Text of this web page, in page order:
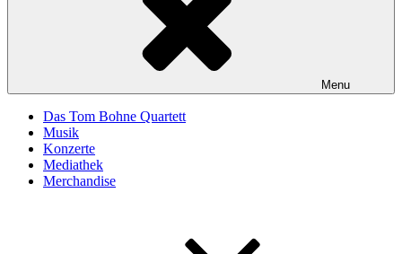
Menu
Das Tom Bohne Quartett
Musik
Konzerte
Mediathek
Merchandise